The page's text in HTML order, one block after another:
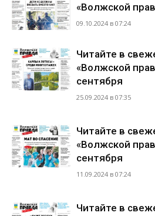
«Волжской
09.10.2024 в 07:24
Читайте в
«Волжской
сентября
25.09.2024 в 07:35
Читайте в
«Волжской
сентября
11.09.2024 в 07:24
Читайте в